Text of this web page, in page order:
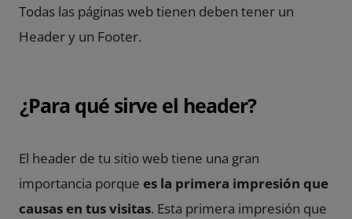
Todas las páginas web tienen deben tener un
Header y un Footer.
¿Para qué sirve el header?
El header de tu sitio web tiene una gran
importancia porque es la primera impresión que
causas en tus visitas. Esta primera impresión que